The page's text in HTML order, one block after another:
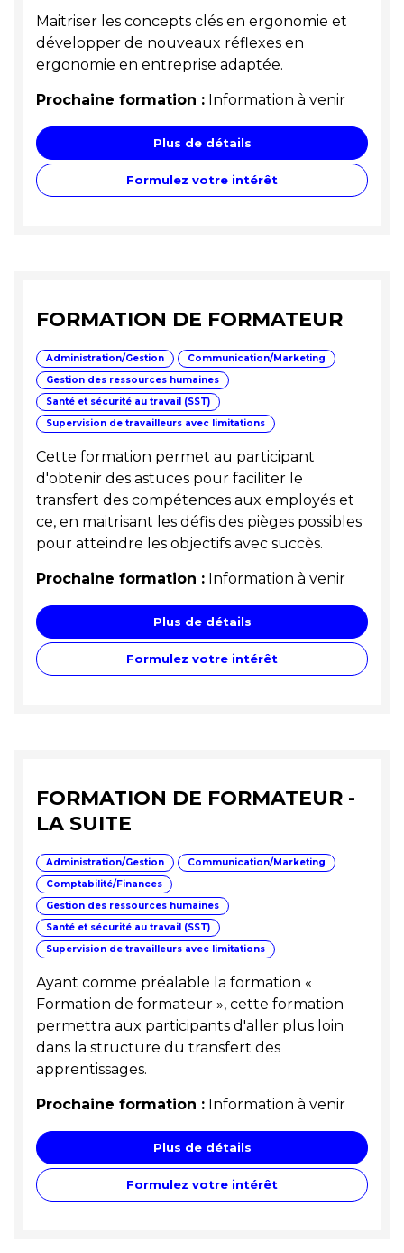
Maitriser les concepts clés en ergonomie et
développer de nouveaux réflexes en
ergonomie en entreprise adaptée.
Prochaine formation : Information à venir
Plus de détails
Formulez votre intérêt
FORMATION DE FORMATEUR
Administration/Gestion
Communication/Marketing
Gestion des ressources humaines
Santé et sécurité au travail (SST)
Supervision de travailleurs avec limitations
Cette formation permet au participant
d'obtenir des astuces pour faciliter le
transfert des compétences aux employés et
ce, en maitrisant les défis des pièges possibles
pour atteindre les objectifs avec succès.
Prochaine formation : Information à venir
Plus de détails
Formulez votre intérêt
FORMATION DE FORMATEUR -
LA SUITE
Administration/Gestion
Communication/Marketing
Comptabilité/Finances
Gestion des ressources humaines
Santé et sécurité au travail (SST)
Supervision de travailleurs avec limitations
Ayant comme préalable la formation «
Formation de formateur », cette formation
permettra aux participants d'aller plus loin
dans la structure du transfert des
apprentissages.
Prochaine formation : Information à venir
Plus de détails
Formulez votre intérêt